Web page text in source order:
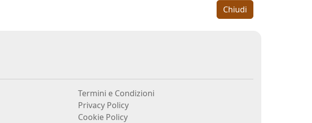
Chiudi
Termini e Condizioni
Privacy Policy
Cookie Policy